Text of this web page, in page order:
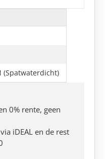
(Spatwaterdicht)
0% rente, geen
iDEAL en de rest